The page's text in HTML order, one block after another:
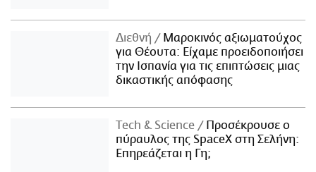
Διεθνή
Μαροκινός αξιωματούχος
για Θέουτα: Είχαμε προειδοποιήσει
την Ισπανία για τις επιπτώσεις μιας
δικαστικής απόφασης
Τech & Science
Προσέκρουσε ο
πύραυλος της SpaceX στη Σελήνη:
Επηρεάζεται η Γη;